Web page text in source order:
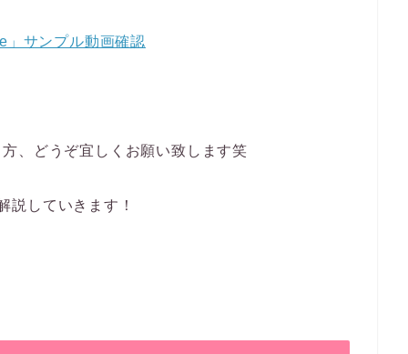
」サンプル動画確認
、どうぞ宜しくお願い致します笑
説していきます！